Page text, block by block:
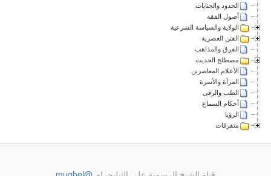
الحدود والجنايات
أصول الفقه
الولاية والسياسة الشرعية
الفتن العصرية
الفرق والمذاهب
مصطلح الحديث
الأعلام المعاصرين
المرأة والأسرة
الطب والرقى
أحكام السماع
الرؤيا
متفرقات